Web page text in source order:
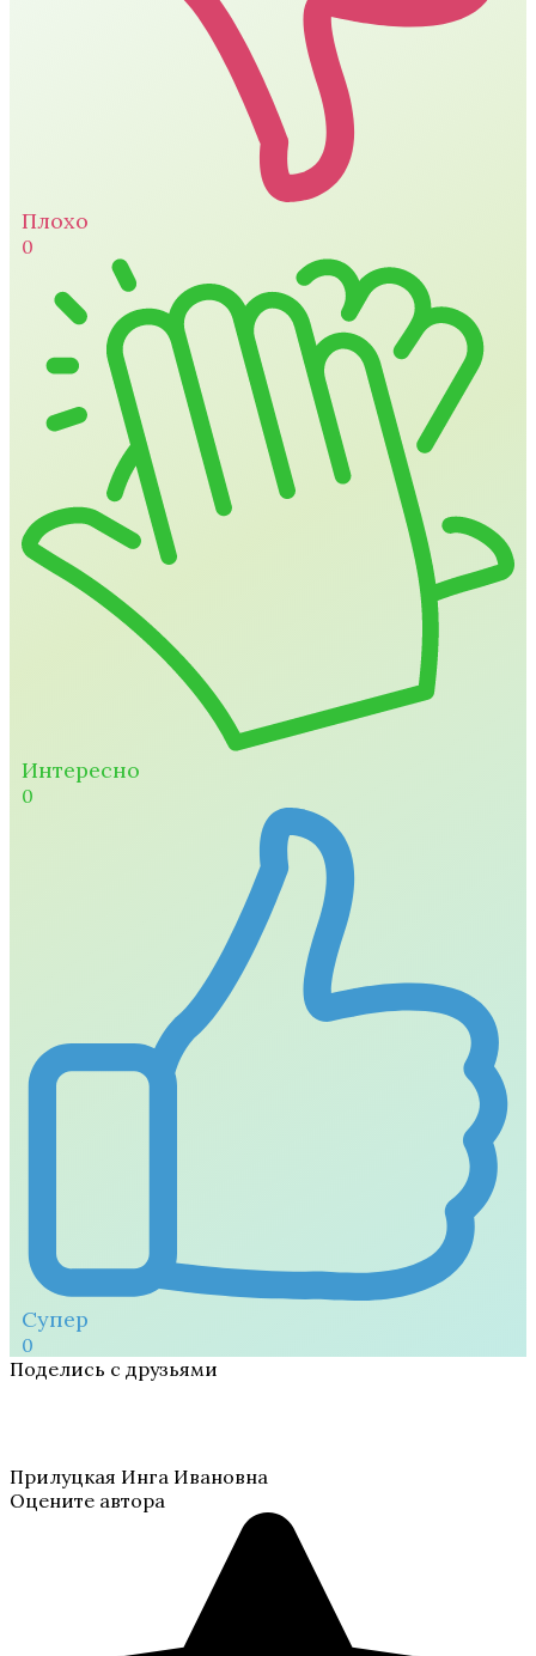
Плохо
0
Интересно
0
Супер
0
Поделись с друзьями
Прилуцкая Инга Ивановна
Оцените автора